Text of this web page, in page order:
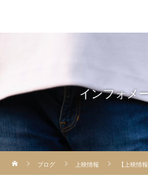
インフォメ
ブログ
上映情報 【上映情